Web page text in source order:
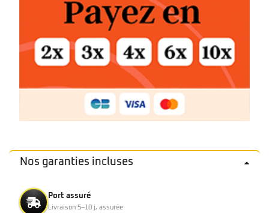
Nos garanties incluses
Port assuré
Livraison 5–10 j, assurée